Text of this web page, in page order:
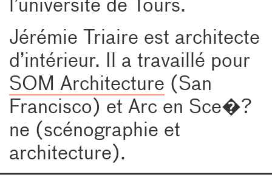
Jérémie Triaire est architecte
d’intérieur. Il a travaillé pour
SOM Architecture (San
Francisco) et Arc en Sce�?
ne (scénographie et
architecture).